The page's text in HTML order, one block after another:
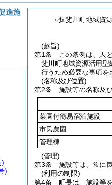
○揖斐川町地域資
(趣旨)
第1条
この条例は、人
斐川町地域資源活用型
行うため必要な事項を
(名称及び位置)
第2条
施設等の名称及
菜園付簡易宿泊施設
市民農園
管理棟
(管理)
第3条
施設等は、常に
(利用の制限)
第4条
町長は、施設等
進施
)
)